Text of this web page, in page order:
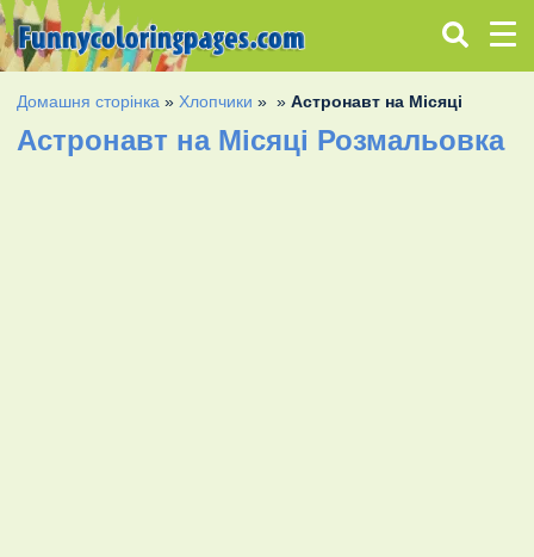
Домашня сторінка » Хлопчики » »Астронавт на Місяці
Астронавт на Місяці Розмальовка